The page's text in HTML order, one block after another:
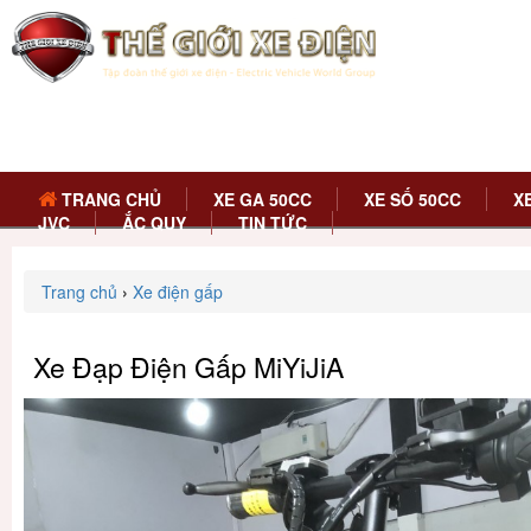
TRANG CHỦ XE GA 50CC XE SỐ 50CC
JVC
ẮC QUY TIN TỨC
Trang chủ › Xe điện gấp
Xe Đạp Điện Gấp MiYiJiA